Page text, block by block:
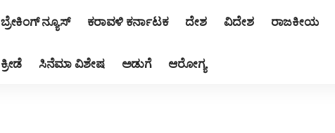
ಬ್ರೇಕಿಂಗ್ ನ್ಯೂಸ್ ಕರಾವಳಿ ಕರ್ನಾಟಕ ದೇಶ ವಿದೇಶ ರಾಜಕೀಯ
ಕ್ರೀಡೆ ಸಿನೆಮಾ ವಿಶೇಷ ಅಡುಗೆ ಆರೋಗ್ಯ